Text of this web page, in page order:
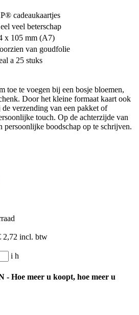
cadeaukaartjes
veel beterschap
x 105 mm (A7)
van goudfolie
a 25 stuks
toe te voegen bij een bosje bloemen,
Door het kleine formaat kaart ook
verzending van een pakket of
touch. Op de achterzijde van
persoonlijke boodschap op te schrijven.
2,72 incl. btw
i h
Hoe meer u koopt, hoe meer u